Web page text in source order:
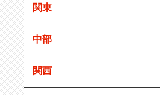
関東
中部
関西